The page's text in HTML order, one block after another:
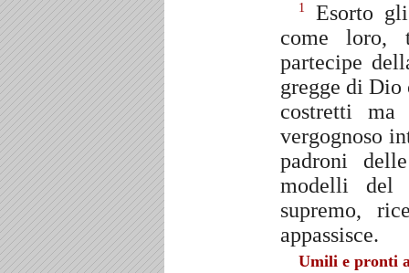
1
Esorto
come loro,
partecipe
gregge di Dio
costretti
vergognoso
padroni
modelli del
supremo,
appassisce.
Umili e pronti